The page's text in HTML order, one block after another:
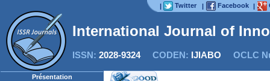
| Twitter | Facebook |
International Journal of
ISSN: 2028-9324CODEN: IJIABO OCLC
Présentation